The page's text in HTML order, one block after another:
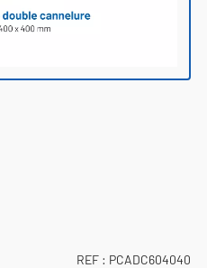
REF : PCADC604040